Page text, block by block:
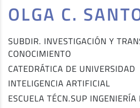
OLGA C.
SUBDIR. INVESTIGACIÓN Y
CONOCIMIENTO
CATEDRÁTICA DE UNIVERSIDAD
INTELIGENCIA ARTIFICIAL
ESCUELA TÉCN.SUP